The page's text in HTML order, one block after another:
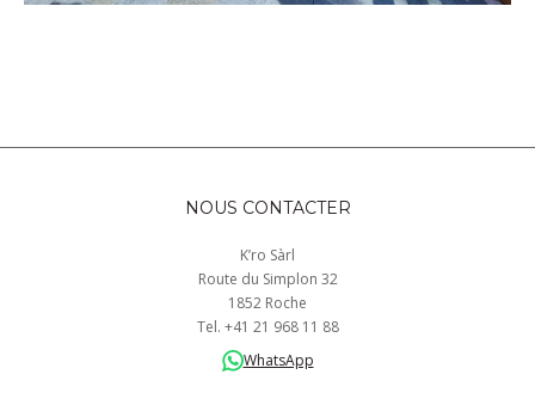
NOUS CONTACTER
K’ro Sàrl
Route du Simplon 32
1852 Roche
Tel. +41 21 968 11 88
WhatsApp